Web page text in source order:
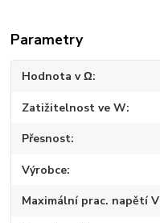
Parametry
Hodnota v Ω
Zatižitelnost ve W
Přesnost
Výrobce
Maximální prac. napětí V